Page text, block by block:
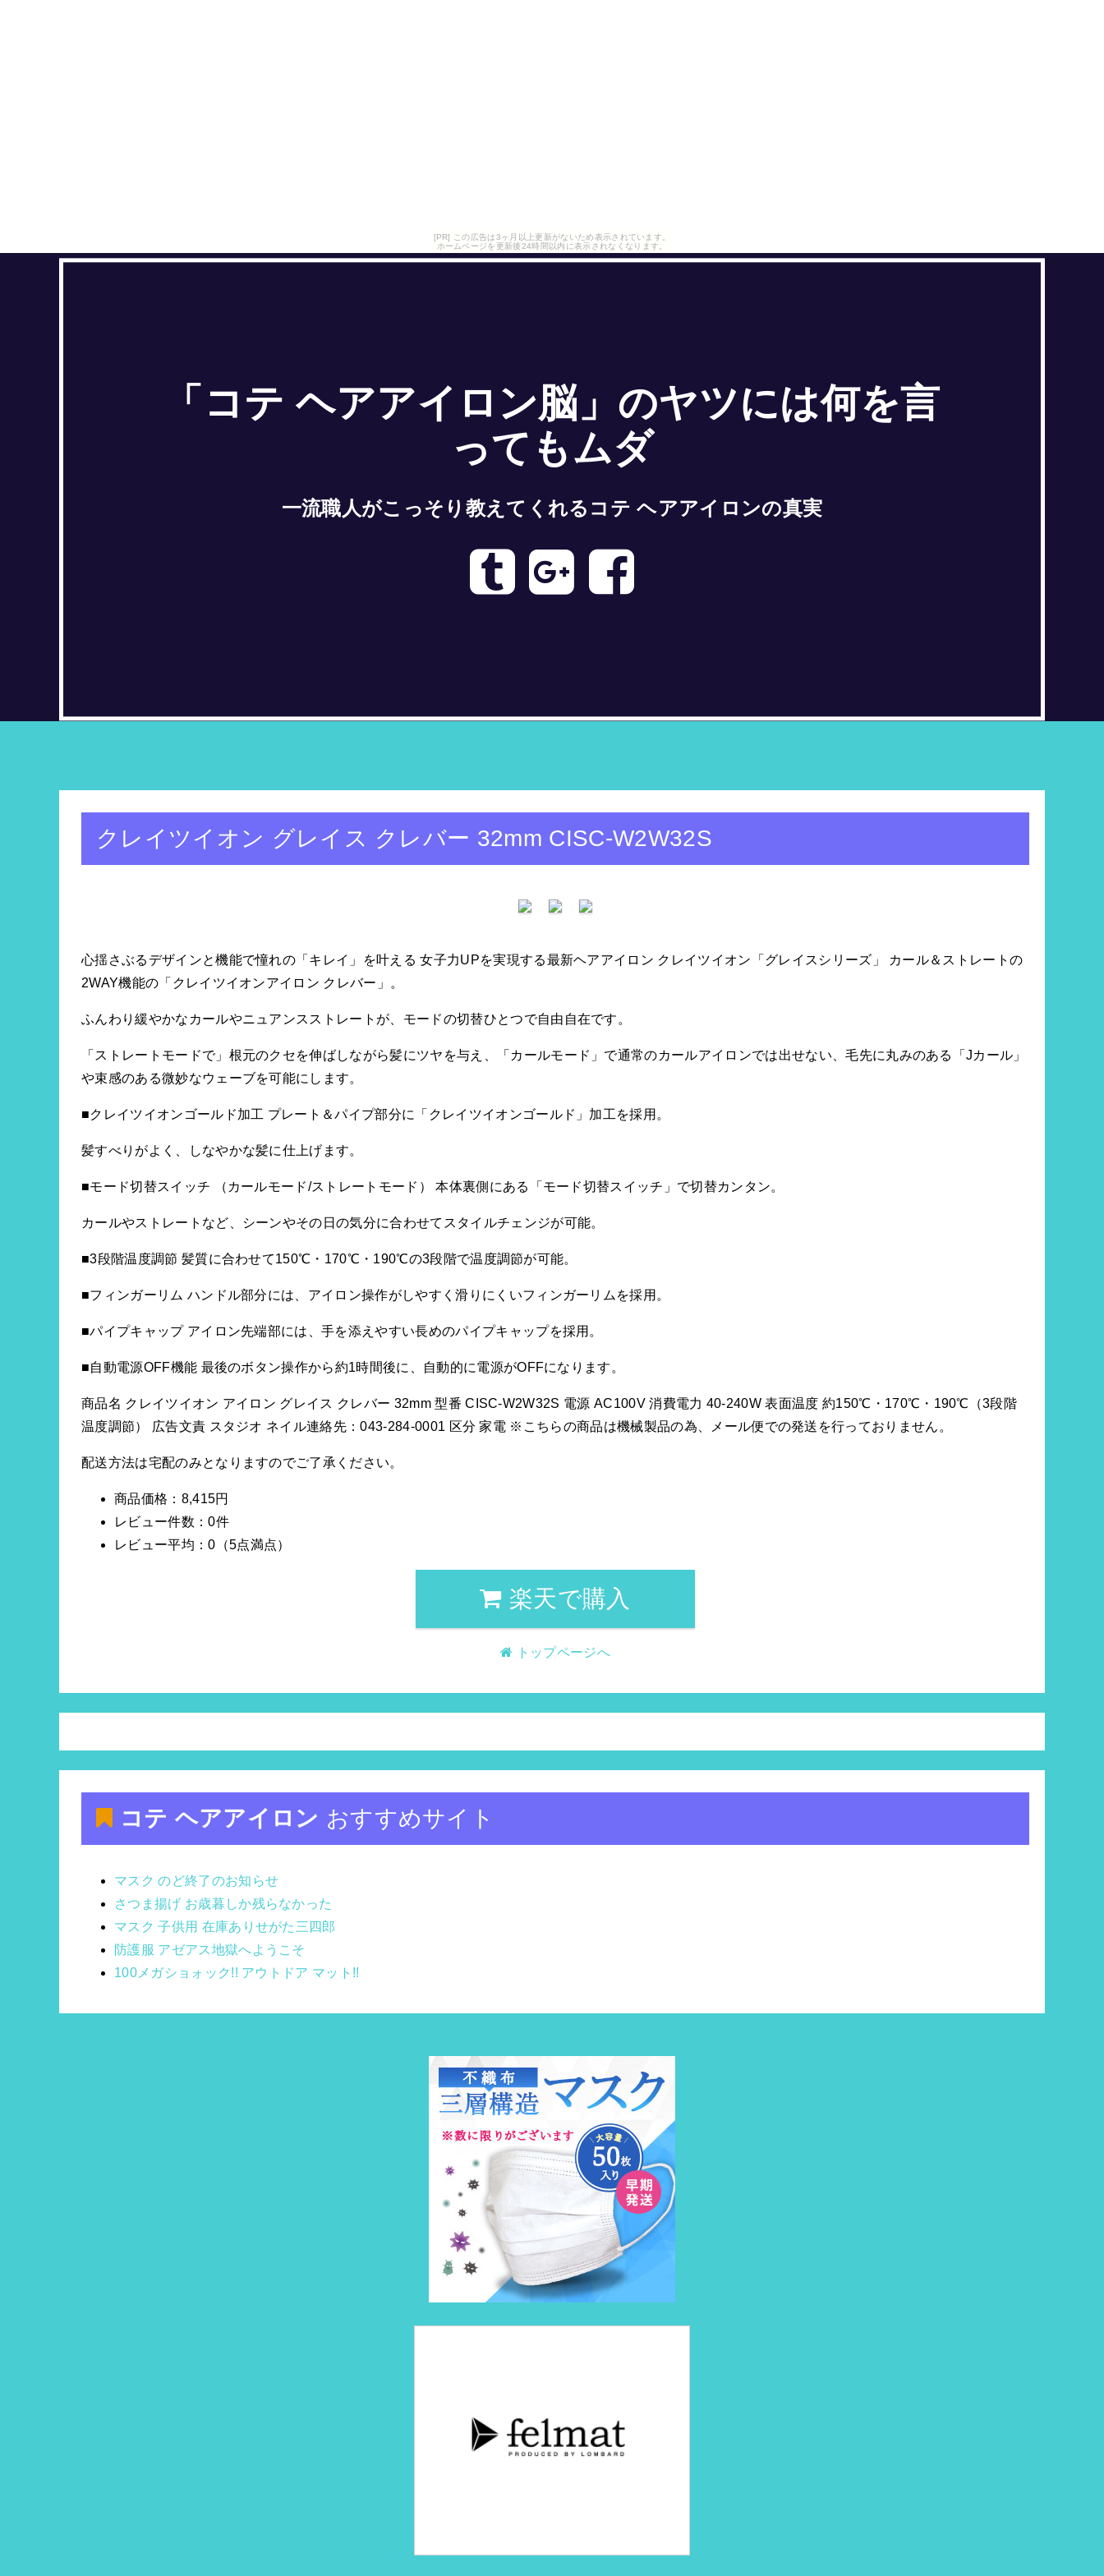
[PR] この広告は3ヶ月以上更新がないため表示されています。
ホームページを更新後24時間以内に表示されなくなります。
「コテ ヘアアイロン脳」のヤツには何を言
ってもムダ
一流職人がこっそり教えてくれるコテ ヘアアイロンの真実
クレイツイオン グレイス クレバー 32mm CISC-W2W32S
心揺さぶるデザインと機能で憧れの「キレイ」を叶える 女子力UPを実現する最新ヘアアイロン クレイツイオン「グレイスシリーズ」 カール＆ストレートの
2WAY機能の「クレイツイオンアイロン クレバー」。
ふんわり緩やかなカールやニュアンスストレートが、モードの切替ひとつで自由自在です。
「ストレートモードで」根元のクセを伸ばしながら髪にツヤを与え、「カールモード」で通常のカールアイロンでは出せない、毛先に丸みのある「Jカール」
や束感のある微妙なウェーブを可能にします。
■クレイツイオンゴールド加工 プレート＆パイプ部分に「クレイツイオンゴールド」加工を採用。
髪すべりがよく、しなやかな髪に仕上げます。
■モード切替スイッチ （カールモード/ストレートモード） 本体裏側にある「モード切替スイッチ」で切替カンタン。
カールやストレートなど、シーンやその日の気分に合わせてスタイルチェンジが可能。
■3段階温度調節 髪質に合わせて150℃・170℃・190℃の3段階で温度調節が可能。
■フィンガーリム ハンドル部分には、アイロン操作がしやすく滑りにくいフィンガーリムを採用。
■パイプキャップ アイロン先端部には、手を添えやすい長めのパイプキャップを採用。
■自動電源OFF機能 最後のボタン操作から約1時間後に、自動的に電源がOFFになります。
商品名 クレイツイオン アイロン グレイス クレバー 32mm 型番 CISC-W2W32S 電源 AC100V 消費電力 40-240W 表面温度 約150℃・170℃・190℃（3段階
温度調節） 広告文責 スタジオ ネイル連絡先：043-284-0001 区分 家電 ※こちらの商品は機械製品の為、メール便での発送を行っておりません。
配送方法は宅配のみとなりますのでご了承ください。
商品価格：8,415円
レビュー件数：0件
レビュー平均：0（5点満点）
楽天で購入
トップページへ
コテ ヘアアイロン おすすめサイト
マスク のど終了のお知らせ
さつま揚げ お歳暮しか残らなかった
マスク 子供用 在庫ありせがた三四郎
防護服 アゼアス地獄へようこそ
100メガショォック!! アウトドア マット!!